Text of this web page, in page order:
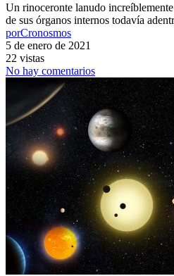
Un rinoceronte lanudo
de sus órganos internos todavía
porCronosmos
5 de enero de 2021
22 vistas
No hay comentarios